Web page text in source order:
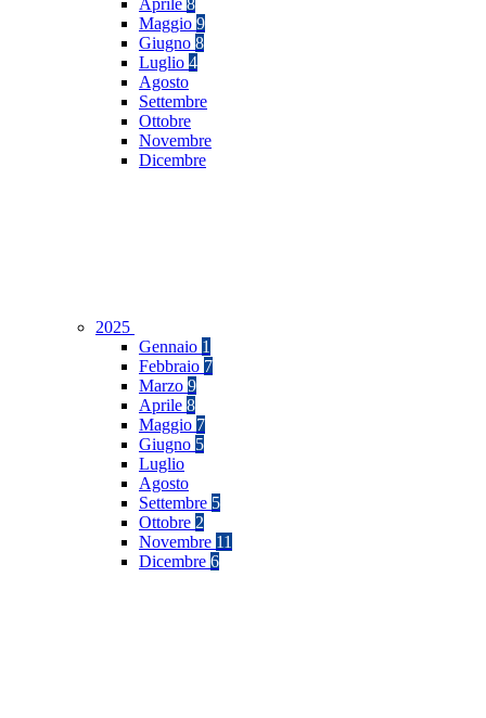
Aprile 8
Maggio 9
Giugno 8
Luglio 4
Agosto
Settembre
Ottobre
Novembre
Dicembre
2025
Gennaio 1
Febbraio 7
Marzo 9
Aprile 8
Maggio 7
Giugno 5
Luglio
Agosto
Settembre 5
Ottobre 2
Novembre 11
Dicembre 6